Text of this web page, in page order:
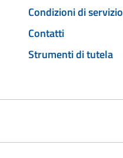
Condizioni di servizio
Contatti
Strumenti di tutela